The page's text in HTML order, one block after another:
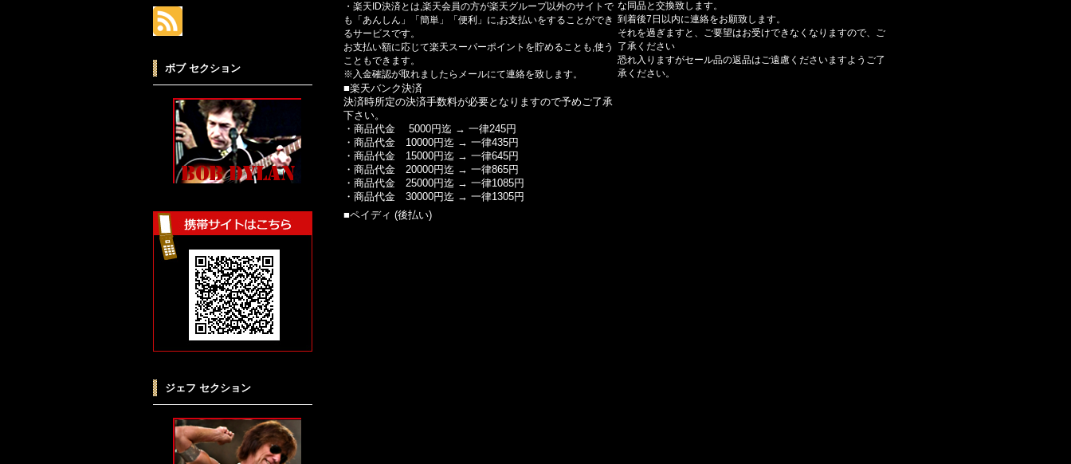
・楽天ID決済とは,楽天会員の方が楽天グループ以外のサイトで
も「あんしん」「簡単」「便利」に,お支払いをすることができ
るサービスです。
お支払い額に応じて楽天スーパーポイントを貯めることも,使う
こともできます。
※入金確認が取れましたらメールにて連絡を致します。
■楽天バンク決済
決済時所定の決済手数料が必要となりますので予めご了承
下さい。
・商品代金 5000円迄 → 一律245円
・商品代金 10000円迄 → 一律435円
・商品代金 15000円迄 → 一律645円
・商品代金 20000円迄 → 一律865円
・商品代金 25000円迄 → 一律1085円
・商品代金 30000円迄 → 一律1305円
な同品と交換致します。
到着後7日以内に連絡をお願致します。
それを過ぎますと、ご要望はお受けできなくなりますので、ご
了承ください
恐れ入りますがセール品の返品はご遠慮くださいますようご了
承ください。
■ペイディ (後払い)
ボブ セクション
ジェフ セクション